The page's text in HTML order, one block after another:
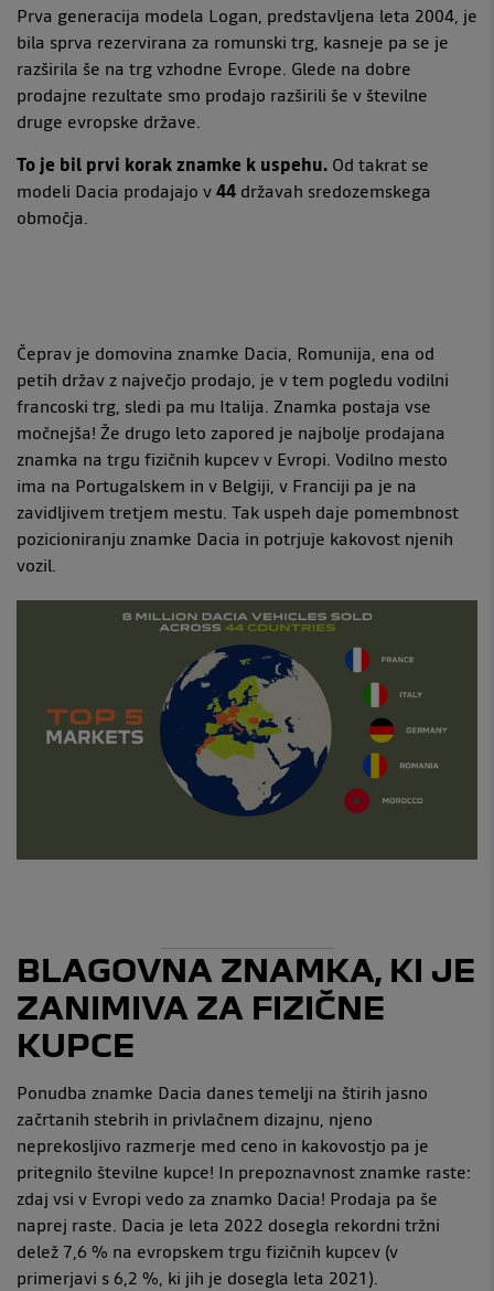
Prva generacija modela Logan, predstavljena leta 2004, je
bila sprva rezervirana za romunski trg, kasneje pa se je
razširila še na trg vzhodne Evrope. Glede na dobre
prodajne rezultate smo prodajo razširili še v številne
druge evropske države.
To je bil prvi korak znamke k uspehu. Od takrat se
modeli Dacia prodajajo v44 državah sredozemskega
območja.
Čeprav je domovina znamke Dacia, Romunija, ena od
petih držav z največjo prodajo, je v tem pogledu vodilni
francoski trg, sledi pa mu Italija. Znamka postaja vse
močnejša! Že drugo leto zapored je najbolje prodajana
znamka na trgu fizičnih kupcev v Evropi. Vodilno mesto
ima na Portugalskem in v Belgiji, v Franciji pa je na
zavidljivem tretjem mestu. Tak uspeh daje pomembnost
pozicioniranju znamke Dacia in potrjuje kakovost njenih
vozil.
BLAGOVNA ZNAMKA, KI JE
ZANIMIVA ZA FIZIČNE
KUPCE
Ponudba znamke Dacia danes temelji na štirih jasno
začrtanih stebrih in privlačnem dizajnu, njeno
neprekosljivo razmerje med ceno in kakovostjo pa je
pritegnilo številne kupce! In prepoznavnost znamke raste:
zdaj vsi v Evropi vedo za znamko Dacia! Prodaja pa še
naprej raste. Dacia je leta 2022 dosegla rekordni tržni
delež 7,6 % na evropskem trgu fizičnih kupcev (v
primerjavi s 6,2 %, ki jih je dosegla leta 2021).